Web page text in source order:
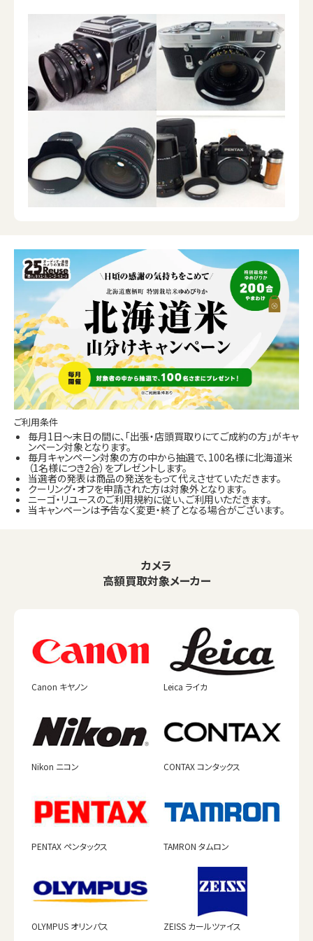
ご利用条件
毎月1日～末日の間に、「出張・店頭買取りにてご成約の方」がキャ
ンペーン対象となります。
毎月キャンペーン対象の方の中から抽選で、100名様に北海道米
（1名様につき2合）をプレゼントします。
当選者の発表は商品の発送をもって代えさせていただきます。
クーリング・オフを申請された方は対象外となります。
ニーゴ・リユースのご利用規約に従い、ご利用いただきます。
当キャンペーンは予告なく変更・終了となる場合がございます。
カメラ
高額買取対象メーカー
Canon キヤノン Leica ライカ
Nikon ニコン CONTAX コンタックス
PENTAX ペンタックス TAMRON タムロン
OLYMPUS オリンパス ZEISS カールツァイス